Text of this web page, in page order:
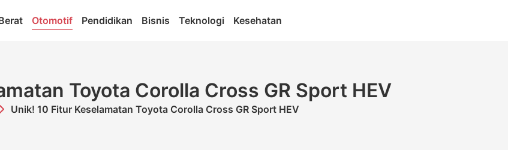
Otomotif Pendidikan Bisnis Teknologi Kesehatan
Toyota Corolla Cross GR Sport HEV
Unik! 10 Fitur Keselamatan Toyota Corolla Cross GR Sport HEV